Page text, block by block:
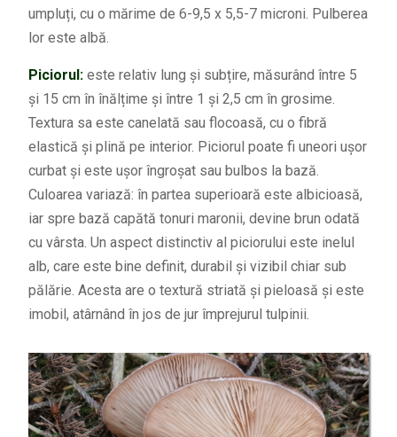
umpluți, cu o mărime de 6-9,5 x 5,5-7 microni. Pulberea
lor este albă.
Piciorul: este relativ lung și subțire, măsurând între 5
și 15 cm în înălțime și între 1 și 2,5 cm în grosime.
Textura sa este canelată sau flocoasă, cu o fibră
elastică și plină pe interior. Piciorul poate fi uneori ușor
curbat și este ușor îngroșat sau bulbos la bază.
Culoarea variază: în partea superioară este albicioasă,
iar spre bază capătă tonuri maronii, devine brun odată
cu vârsta. Un aspect distinctiv al piciorului este inelul
alb, care este bine definit, durabil și vizibil chiar sub
pălărie. Acesta are o textură striată și pieloasă și este
imobil, atârnând în jos de jur împrejurul tulpinii.